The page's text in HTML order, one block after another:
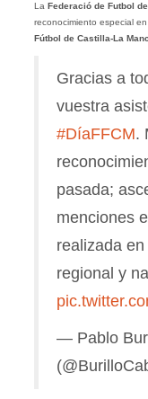
La Federació de Futbol
reconocimiento especial en
Fútbol de Castilla-La
Gracias a
vuestra
#DíaFFCM.
pasada;
menciones
realizada
regional y
— Pablo